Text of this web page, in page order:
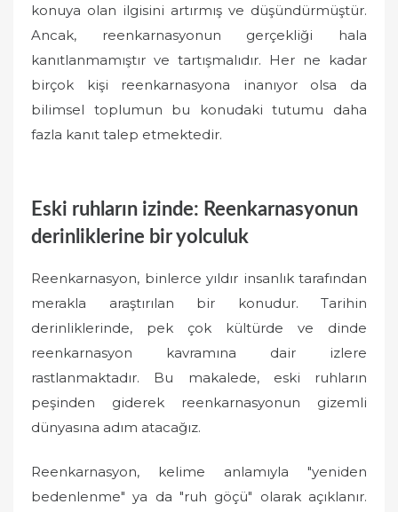
konuya olan ilgisini artırmış ve düşündürmüştür.
Ancak, reenkarnasyonun gerçekliği hala
kanıtlanmamıştır ve tartışmalıdır. Her ne kadar
birçok kişi reenkarnasyona inanıyor olsa da
bilimsel toplumun bu konudaki tutumu daha
fazla kanıt talep etmektedir.
Eski ruhların izinde: Reenkarnasyonun
derinliklerine bir yolculuk
Reenkarnasyon, binlerce yıldır insanlık tarafından
merakla araştırılan bir konudur. Tarihin
derinliklerinde, pek çok kültürde ve dinde
reenkarnasyon kavramına dair izlere
rastlanmaktadır. Bu makalede, eski ruhların
peşinden giderek reenkarnasyonun gizemli
dünyasına adım atacağız.
Reenkarnasyon, kelime anlamıyla "yeniden
bedenlenme" ya da "ruh göçü" olarak açıklanır.